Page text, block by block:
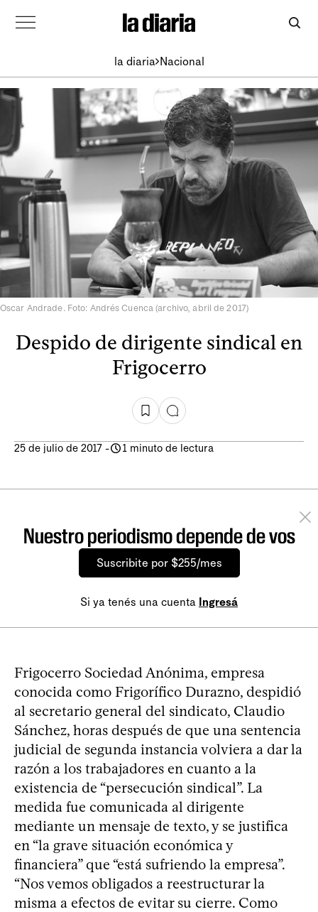
la diaria Nacional
Oscar Andrade. Foto: Andrés Cuenca (archivo, abril de 2017)
Despido de dirigente sindical en
Frigocerro
25 de julio de 2017 - 1 minuto de lectura
Nuestro periodismo depende de vos
Suscribite por $255/mes
Si ya tenés una cuenta Ingresá
Frigocerro Sociedad Anónima, empresa
conocida como Frigorífico Durazno, despidió
al secretario general del sindicato, Claudio
Sánchez, horas después de que una sentencia
judicial de segunda instancia volviera a dar la
razón a los trabajadores en cuanto a la
existencia de “persecución sindical”. La
medida fue comunicada al dirigente
mediante un mensaje de texto, y se justifica
en “la grave situación económica y
financiera” que “está sufriendo la empresa”.
“Nos vemos obligados a reestructurar la
misma a efectos de evitar su cierre. Como